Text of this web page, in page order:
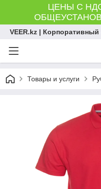
ЦЕНЫ С
VEER.kz |
Товары и услуги